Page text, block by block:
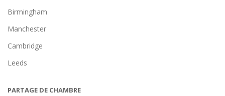
Birmingham
Manchester
Cambridge
Leeds
PARTAGE DE CHAMBRE